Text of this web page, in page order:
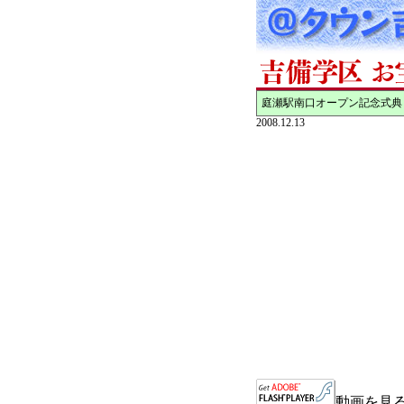
庭瀬駅南口オープン記念式典
2008.12.13